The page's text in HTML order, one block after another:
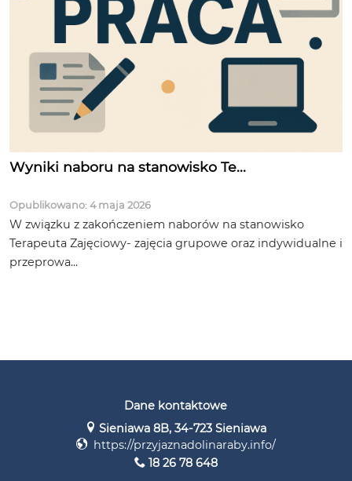
Wyniki naboru na stanowisko Te...
Opublikowano: 4 maja 2026
W związku z zakończeniem naborów na stanowisko
Terapeuta Zajęciowy- zajęcia grupowe oraz indywidualne i
przeprowa...
Dane kontaktowe
Sieniawa 8B, 34-723 Sieniawa
https://przyjaznadolinaraby.info/
18 26 78 648